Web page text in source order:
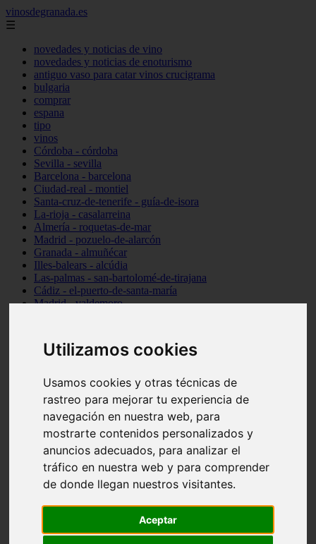
Utilizamos cookies
Usamos cookies y otras técnicas de
rastreo para mejorar tu experiencia de
navegación en nuestra web, para
mostrarte contenidos personalizados y
anuncios adecuados, para analizar el
tráfico en nuestra web y para comprender
de donde llegan nuestros visitantes.
Aceptar
vinosdegranada.es
☰
novedades y noticias de vino
novedades y noticias de enoturismo
antiguo vaso para catar vinos crucigrama
bulgaria
comprar
espana
tipo
vinos
Córdoba - córdoba
Sevilla - sevilla
Barcelona - barcelona
Ciudad-real - montiel
Santa-cruz-de-tenerife - guía-de-isora
La-rioja - casalarreina
Almería - roquetas-de-mar
Madrid - pozuelo-de-alarcón
Granada - almuñécar
Illes-balears - alcúdia
Las-palmas - san-bartolomé-de-tirajana
Cádiz - el-puerto-de-santa-maría
Madrid - valdemoro
Cantabria - suances
Sevilla - bormujos
Málaga - júzcar
Huesca - alquézar
Huesca - castejón-de-sos
Lleida - alt-àneu
Córdoba - almedinilla
Navarra - zangoza
Cantabria - arenas-de-iguña
Barcelona - la-pobla-de-lillet
Murcia - cartagena
Madrid - nuevo-baztán